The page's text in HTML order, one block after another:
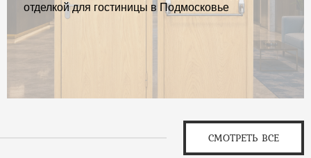
отделкой для гостиницы в Подмосковье
СМОТРЕТЬ ВСЕ